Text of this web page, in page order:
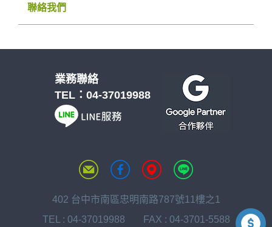
聯絡我們
業務聯絡
TEL： 04-37019988
402 台中市南區忠明南路787號11樓之1
TEL : 04-37019988 FAX : 04-3701-5588